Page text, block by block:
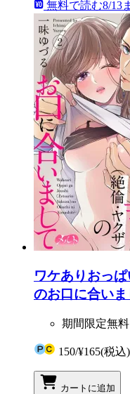
無料で読む8/13
ワケありおっ
のお口に合いま
期間限定無料
150/¥165(税込)
カートに追加